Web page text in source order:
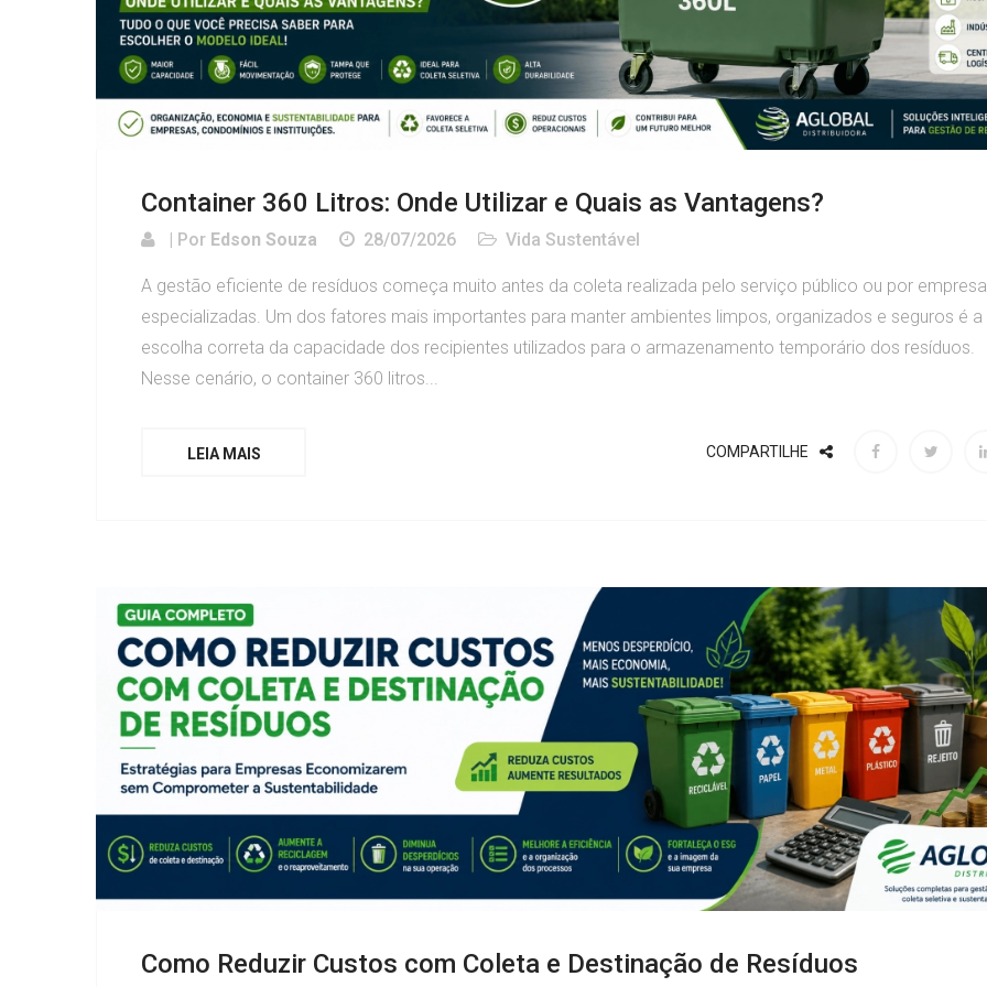
Container 360 Litros: Onde Utilizar e Quais as Vantagens?
| Por Edson Souza 28/07/2026 Vida Sustentável
A gestão eficiente de resíduos começa muito antes da coleta realizada pelo serviço público ou por
especializadas. Um dos fatores mais importantes para manter ambientes limpos, organizados e seguros é a
escolha correta da capacidade dos recipientes utilizados para o armazenamento temporário dos resíduos.
Nesse cenário, o container 360 litros...
LEIA MAIS COMPARTILHE
Como Reduzir Custos com Coleta e Destinação de Resíduos